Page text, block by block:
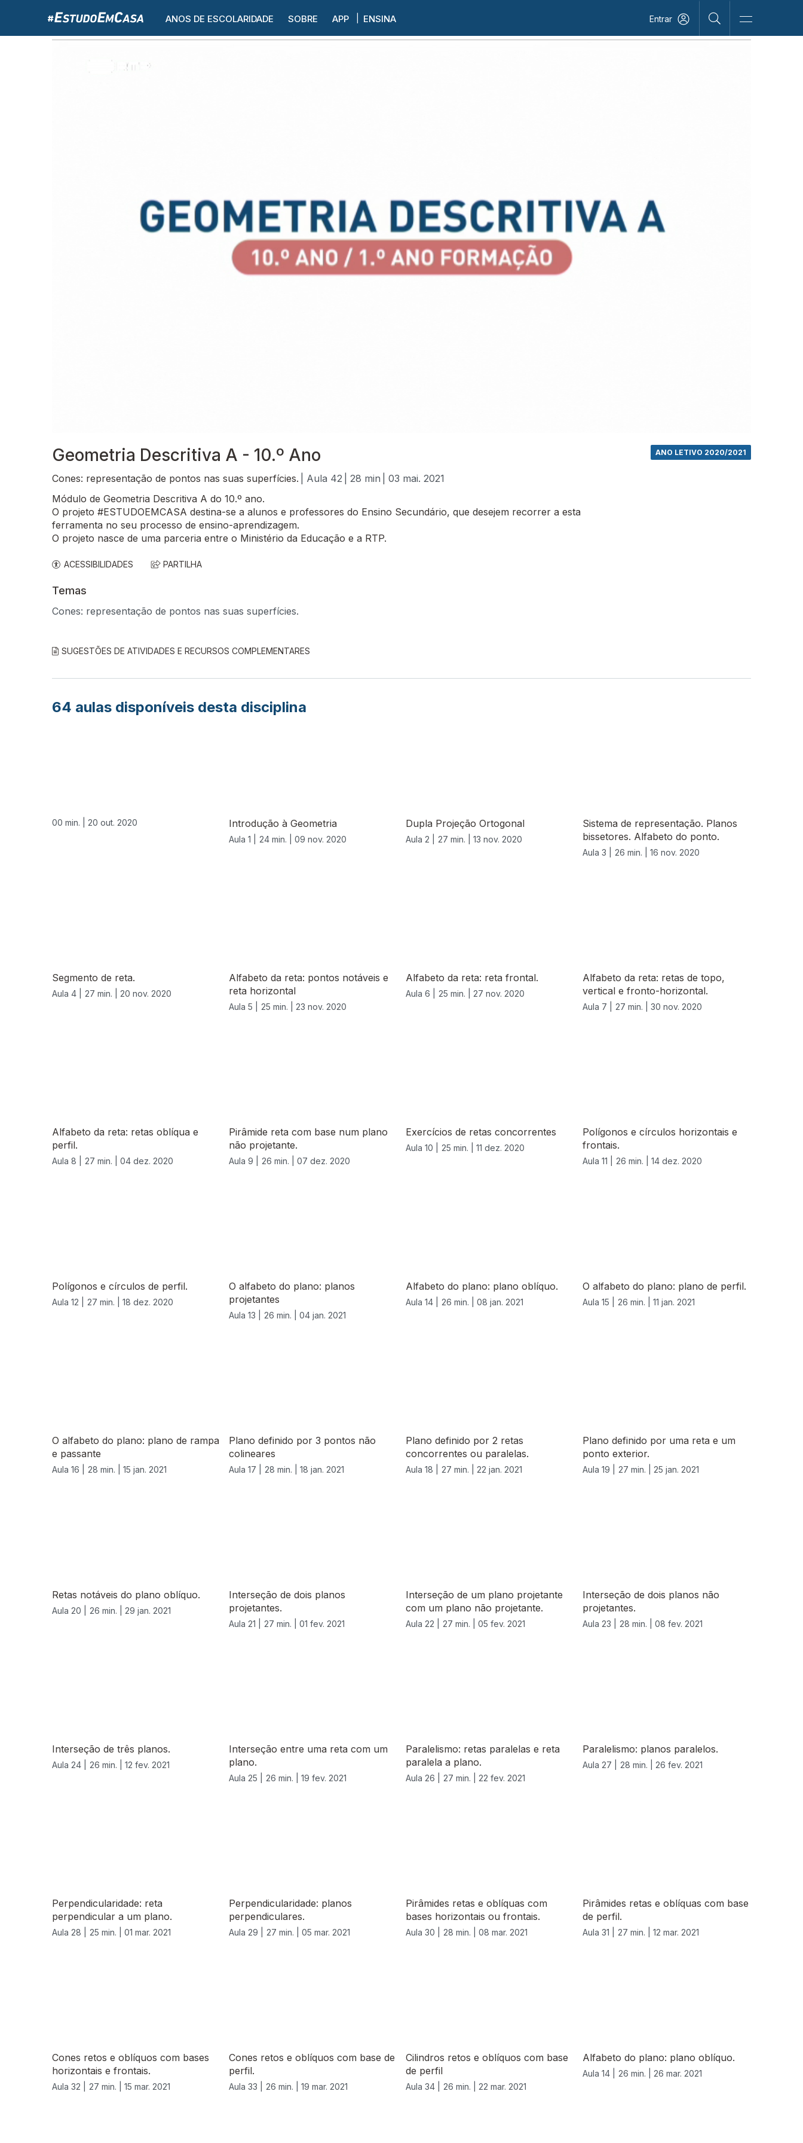
ANOS DE ESCOLARIDADE SOBRE APP ENSINA Entrar
Geometria Descritiva A - 10.º Ano
Cones: representação de pontos nas suas superfícies. | Aula 42 | 28 min | 03 mai. 2021
ANO LETIVO 2020/2021
Módulo de Geometria Descritiva A do 10.º ano.
O projeto #ESTUDOEMCASA destina-se a alunos e professores do Ensino Secundário, que desejem recorrer a esta
ferramenta no seu processo de ensino-aprendizagem.
O projeto nasce de uma parceria entre o Ministério da Educação e a RTP.
ACESSIBILIDADES PARTILHA
Temas
Cones: representação de pontos nas suas superfícies.
SUGESTÕES DE ATIVIDADES E RECURSOS COMPLEMENTARES
64 aulas disponíveis desta disciplina
00 min. | 20 out. 2020 Introdução à Geometria
Aula 1 | 24 min. | 09 nov. 2020
Dupla Projeção Ortogonal
Aula 2 | 27 min. | 13 nov. 2020
Sistema de representação. Planos
bissetores. Alfabeto do ponto.
Aula 3 | 26 min. | 16 nov. 2020
Segmento de reta.
Aula 4 | 27 min. | 20 nov. 2020
Alfabeto da reta: pontos notáveis e
reta horizontal
Aula 5 | 25 min. | 23 nov. 2020
Alfabeto da reta: reta frontal.
Aula 6 | 25 min. | 27 nov. 2020
Alfabeto da reta: retas de topo,
vertical e fronto-horizontal.
Aula 7 | 27 min. | 30 nov. 2020
Alfabeto da reta: retas oblíqua e
perfil.
Aula 8 | 27 min. | 04 dez. 2020
Pirâmide reta com base num plano
não projetante.
Aula 9 | 26 min. | 07 dez. 2020
Exercícios de retas concorrentes
Aula 10 | 25 min. | 11 dez. 2020
Polígonos e círculos horizontais e
frontais.
Aula 11 | 26 min. | 14 dez. 2020
Polígonos e círculos de perfil.
Aula 12 | 27 min. | 18 dez. 2020
O alfabeto do plano: planos
projetantes
Aula 13 | 26 min. | 04 jan. 2021
Alfabeto do plano: plano oblíquo.
Aula 14 | 26 min. | 08 jan. 2021
O alfabeto do plano: plano de perfil.
Aula 15 | 26 min. | 11 jan. 2021
O alfabeto do plano: plano de rampa
e passante
Aula 16 | 28 min. | 15 jan. 2021
Plano definido por 3 pontos não
colineares
Aula 17 | 28 min. | 18 jan. 2021
Plano definido por 2 retas
concorrentes ou paralelas.
Aula 18 | 27 min. | 22 jan. 2021
Plano definido por uma reta e um
ponto exterior.
Aula 19 | 27 min. | 25 jan. 2021
Retas notáveis do plano oblíquo.
Aula 20 | 26 min. | 29 jan. 2021
Interseção de dois planos
projetantes.
Aula 21 | 27 min. | 01 fev. 2021
Interseção de um plano projetante
com um plano não projetante.
Aula 22 | 27 min. | 05 fev. 2021
Interseção de dois planos não
projetantes.
Aula 23 | 28 min. | 08 fev. 2021
Interseção de três planos.
Aula 24 | 26 min. | 12 fev. 2021
Interseção entre uma reta com um
plano.
Aula 25 | 26 min. | 19 fev. 2021
Paralelismo: retas paralelas e reta
paralela a plano.
Aula 26 | 27 min. | 22 fev. 2021
Paralelismo: planos paralelos.
Aula 27 | 28 min. | 26 fev. 2021
Perpendicularidade: reta
perpendicular a um plano.
Aula 28 | 25 min. | 01 mar. 2021
Perpendicularidade: planos
perpendiculares.
Aula 29 | 27 min. | 05 mar. 2021
Pirâmides retas e oblíquas com
bases horizontais ou frontais.
Aula 30 | 28 min. | 08 mar. 2021
Pirâmides retas e oblíquas com base
de perfil.
Aula 31 | 27 min. | 12 mar. 2021
Cones retos e oblíquos com bases
horizontais e frontais.
Aula 32 | 27 min. | 15 mar. 2021
Cones retos e oblíquos com base de
perfil.
Aula 33 | 26 min. | 19 mar. 2021
Cilindros retos e oblíquos com base
de perfil
Aula 34 | 26 min. | 22 mar. 2021
Alfabeto do plano: plano oblíquo.
Aula 14 | 26 min. | 26 mar. 2021